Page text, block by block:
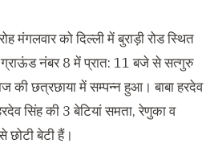
मंगलवार को दिल्ली में बुराड़ी रोड स्थित
ग्राऊंड नंबर 8 में प्रात: 11 बजे से सत्गुरु
की छत्रछाया में सम्पन्न हुआ। बाबा हरदेव
सिंह की 3 बेटियां समता, रेणुका व
छोटी बेटी हैं।